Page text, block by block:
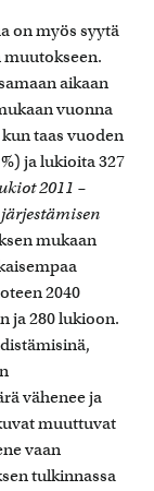
on myös syytä
aikaan
vuonna
taas vuoden
ja lukioita 327
2011 –
mukaan
2040
ja 280 lukioon.
vähenee ja
muuttuvat
vaan
tulkinnassa